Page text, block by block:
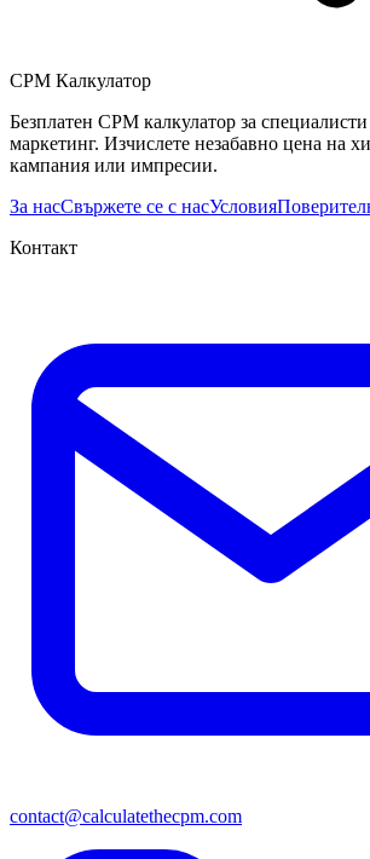
CPM Калкулатор
Безплатен CPM калкулатор за
маркетинг. Изчислете незабавно цена на
кампания или импресии.
За насСвържете се с насУсловия
Контакт
contact@calculatethecpm.com